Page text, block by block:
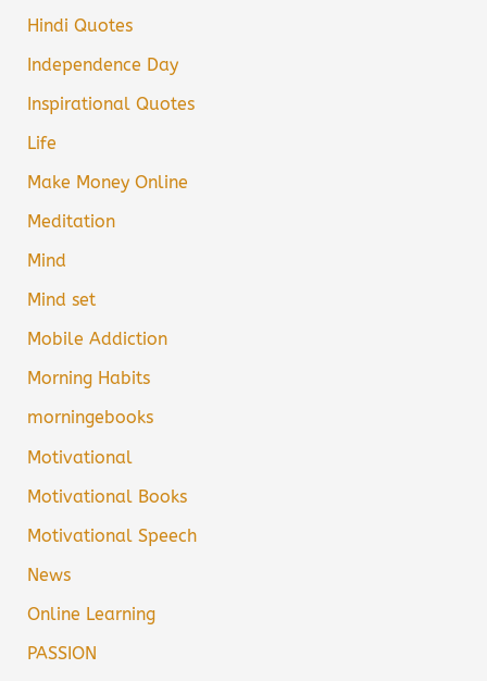
Hindi Quotes
Independence Day
Inspirational Quotes
Life
Make Money Online
Meditation
Mind
Mind set
Mobile Addiction
Morning Habits
morningebooks
Motivational
Motivational Books
Motivational Speech
News
Online Learning
PASSION